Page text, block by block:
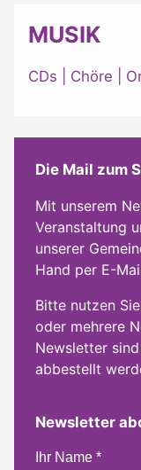
MUSIK
CDs Chöre
Die Mail zum
Mit unserem
Veranstaltung
unserer
Hand per E-
Bitte nutzen
oder mehrere
Newsletter
abbestellt
Newsletter
Ihr Name *